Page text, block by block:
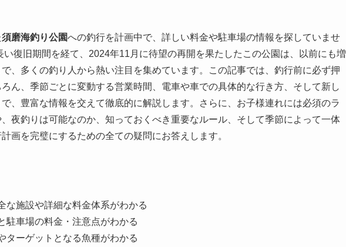
須磨海釣り公園への釣行を計画中で、詳しい料金や駐車場の情報を探していませ
復旧期間を経て、2024年11月に待望の再開を果たしたこの公園は、以前にも増
、多くの釣り人から熱い注目を集めています。この記事では、釣行前に必ず押
ん、季節ごとに変動する営業時間、電車や車での具体的な行き方、そして新し
、豊富な情報を交えて徹底的に解説します。さらに、お子様連れには必須のラ
夜釣りは可能なのか、知っておくべき重要なルール、そして季節によって一体
画を完璧にするための全ての疑問にお答えします。
な施設や詳細な料金体系がわかる
駐車場の料金・注意点がわかる
ターゲットとなる魚種がわかる